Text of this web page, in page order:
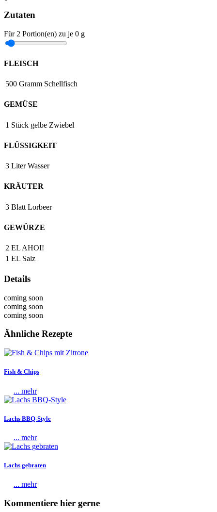
Zutaten
Für 2 Portion(en) zu je 0 g
FLEISCH
500 Gramm Schellfisch
GEMÜSE
1 Stück gelbe Zwiebel
FLÜSSIGKEIT
3 LiterWasser
KRÄUTER
3 Blatt Lorbeer
GEWÜRZE
2 EL AHOI!
1 EL Salz
Details
coming soon
coming soon
coming soon
Ähnliche Rezepte
Fish & Chips
... mehr
Lachs BBQ-Style
... mehr
Lachs gebraten
... mehr
Kommentiere hier gerne